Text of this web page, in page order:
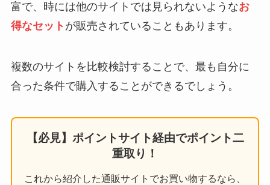
富で、時には他のサイトでは見られないようなお
得なセット が販売されていることもあります。
複数のサイトを比較検討することで、最も自分に
合った条件で購入することができるでしょう。
【必見】ポイントサイト経由でポイント二
重取り！
これから紹介した通販サイトでお買い物するなら、